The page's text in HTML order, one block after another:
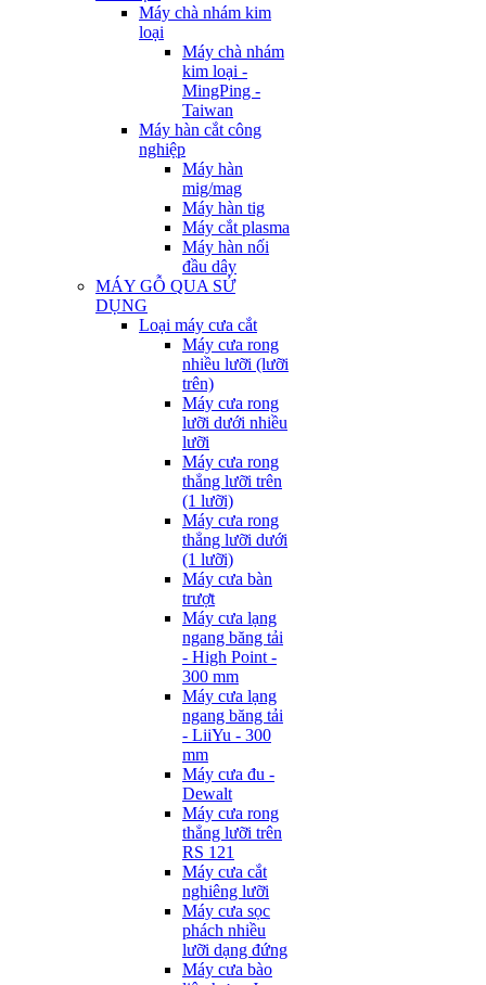
Máy chà nhám kim
loại
Máy chà nhám
kim loại -
MingPing -
Taiwan
Máy hàn cắt công
nghiệp
Máy hàn
mig/mag
Máy hàn tig
Máy cắt plasma
Máy hàn nối
đầu dây
MÁY GỖ QUA SỬ
DỤNG
Loại máy cưa cắt
Máy cưa rong
nhiều lưỡi (lưỡi
trên)
Máy cưa rong
lưỡi dưới nhiều
lưỡi
Máy cưa rong
thẳng lưỡi trên
(1 lưỡi)
Máy cưa rong
thẳng lưỡi dưới
(1 lưỡi)
Máy cưa bàn
trượt
Máy cưa lạng
ngang băng tải
- High Point -
300 mm
Máy cưa lạng
ngang băng tải
- LiiYu - 300
mm
Máy cưa đu -
Dewalt
Máy cưa rong
thẳng lưỡi trên
RS 121
Máy cưa cắt
nghiêng lưỡi
Máy cưa sọc
phách nhiều
lưỡi dạng đứng
Máy cưa bào